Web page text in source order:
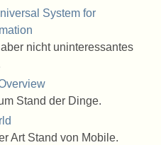
System for
nicht uninteressantes
Stand der Dinge.
Art Stand von Mobile.